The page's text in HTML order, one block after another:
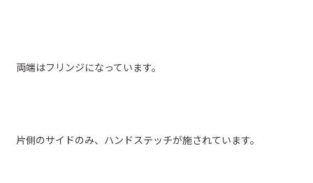
両端はフリンジになっています。
片側のサイドのみ、ハンドステッチが施されています。